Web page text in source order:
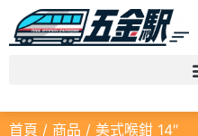
首頁 / 商品 / 美式喉鉗 14″